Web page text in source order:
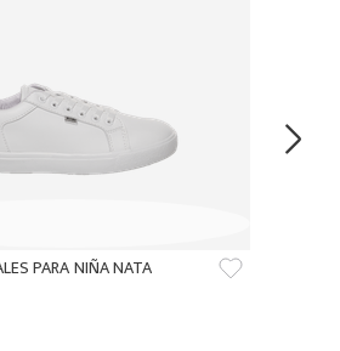
PARA NIÑA NATA